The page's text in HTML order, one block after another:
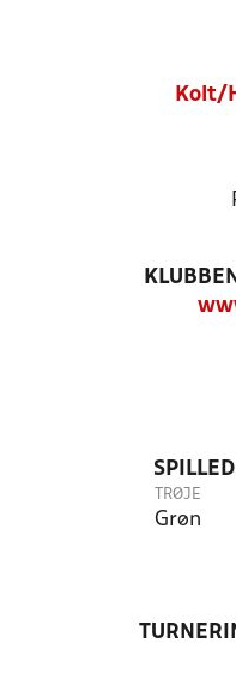
Kolt/
TRØJE
Grøn